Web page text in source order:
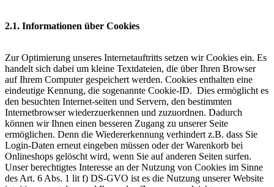
2.1. Informationen über Cookies
Zur Optimierung unseres Internetauftritts setzen wir Cookies ein. Es
handelt sich dabei um kleine Textdateien, die über Ihren Browser
auf Ihrem Computer gespeichert werden. Cookies enthalten eine
eindeutige Kennung, die sogenannte Cookie-ID. Dies ermöglicht es
den besuchten Internet-seiten und Servern, den bestimmten
Internetbrowser wiederzuerkennen und zuzuordnen. Dadurch
können wir Ihnen einen besseren Zugang zu unserer Seite
ermöglichen. Denn die Wiedererkennung verhindert z.B. dass Sie
Login-Daten erneut eingeben müssen oder der Warenkorb bei
Onlineshops gelöscht wird, wenn Sie auf anderen Seiten surfen.
Unser berechtigtes Interesse an der Nutzung von Cookies im Sinne
des Art. 6 Abs. 1 lit f) DS-GVO ist es die Nutzung unserer Website